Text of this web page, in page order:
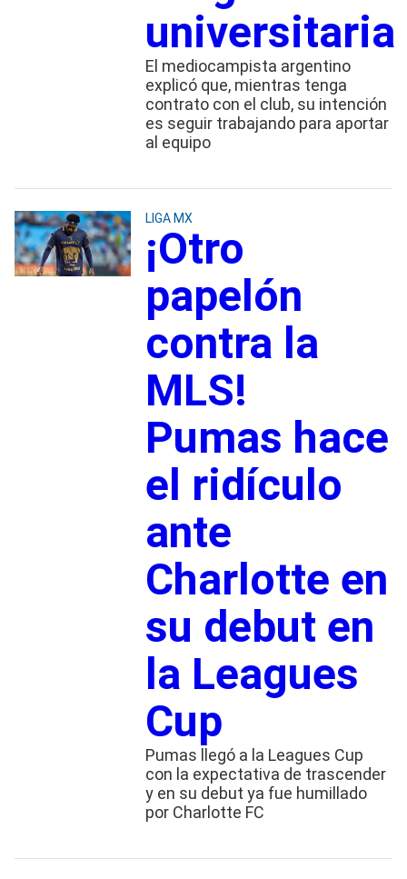
universitaria
El mediocampista argentino
explicó que, mientras tenga
contrato con el club, su intención
es seguir trabajando para aportar
al equipo
LIGA MX
¡Otro
papelón
contra la
MLS!
Pumas hace
el ridículo
ante
Charlotte en
su debut en
la Leagues
Cup
Pumas llegó a la Leagues Cup
con la expectativa de trascender
y en su debut ya fue humillado
por Charlotte FC